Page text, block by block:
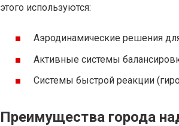
этого используются:
Аэродинамические решения
Активные системы
Системы быстрой реакции
Преимущества города